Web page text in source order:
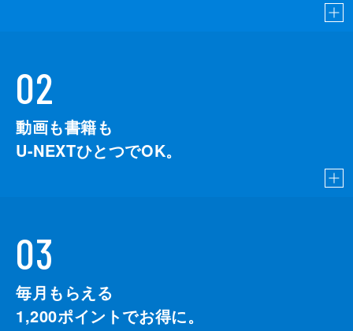
02
動画も書籍も
U-NEXTひとつでOK。
03
毎月もらえる
1,200ポイントでお得に。